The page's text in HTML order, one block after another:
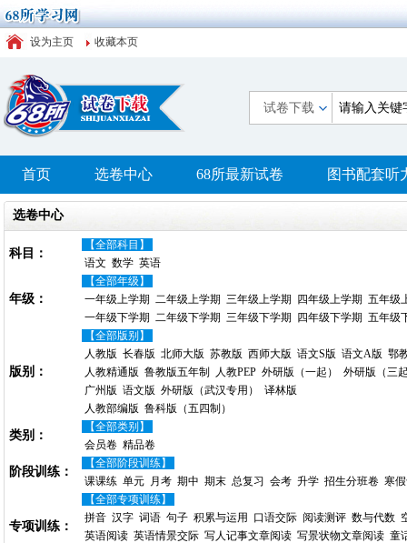
设为主页 收藏本页
试卷下载
首页 选卷中心 68所最新试卷 图书配套听
选卷中心
科目：
【全部科目】
语文 数学 英语
年级：
【全部年级】
一年级上学期 二年级上学期 三年级上学期 四年级上学期 五年级
一年级下学期 二年级下学期 三年级下学期 四年级下学期 五年级
版别：
【全部版别】
人教版 长春版 北师大版 苏教版 西师大版 语文S版 语文A版 鄂
人教精通版 鲁教版五年制 人教PEP 外研版（一起）
外研版（三
广州版 语文版 外研版（武汉专用）
译林版
人教部编版 鲁科版（五四制）
类别：
【全部类别】
会员卷 精品卷
阶段训练：
【全部阶段训练】
课课练 单元 月考 期中 期末 总复习 会考 升学 招生分班卷 寒
专项训练：
【全部专项训练】
拼音 汉字 词语 句子 积累与运用 口语交际 阅读测评 数与代数
英语阅读 英语情景交际 写人记事文章阅读 写景状物文章阅读 童